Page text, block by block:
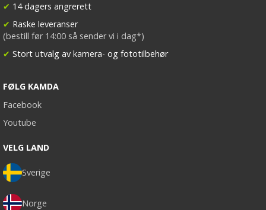
✔ 14 dagers angrerett
✔ Raske leveranser
(bestill før 14:00 så sender vi i dag*)
✔ Stort utvalg av kamera- og fototilbehør
FØLG KAMDA
Facebook
Youtube
VELG LAND
Sverige
Norge